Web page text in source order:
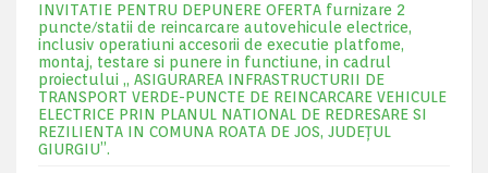
INVITATIE PENTRU DEPUNERE OFERTA furnizare 2
puncte/statii de reincarcare autovehicule electrice,
inclusiv operatiuni accesorii de executie platfome,
montaj, testare si punere in functiune, in cadrul
proiectului „ ASIGURAREA INFRASTRUCTURII DE
TRANSPORT VERDE-PUNCTE DE REINCARCARE VEHICULE
ELECTRICE PRIN PLANUL NATIONAL DE REDRESARE SI
REZILIENTA IN COMUNA ROATA DE JOS, JUDEŢUL
GIURGIU”.